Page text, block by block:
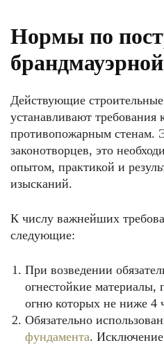
Нормы по
Действующие
устанавливают требования
противопожарным стенам.
законотворцев, это
опытом, практикой и
изысканий.
К числу важнейших
следующие:
При возведении
огнестойкие материалы,
огню которых не ниже 4
Обязательно
фундамента. Исключение